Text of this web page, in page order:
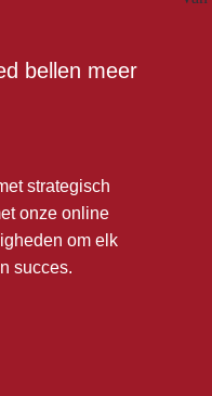
bellen meer
strategisch
onze online
om elk
succes.